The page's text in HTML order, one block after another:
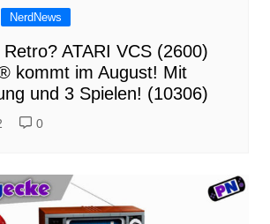
NerdNews
ATARI VCS (2600)
kommt im August! Mit
und 3 Spielen! (10306)
0